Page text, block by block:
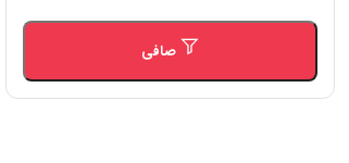
قیمت
قيمت
صافی